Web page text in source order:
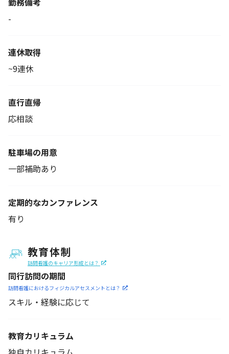
-
連休取得
~9連休
直行直帰
応相談
駐車場の用意
一部補助あり
定期的なカンファレンス
有り
教育体制
訪問看護のキャリア形成とは？
同行訪問の期間
訪問看護におけるフィジカルアセスメントとは？
スキル・経験に応じて
教育カリキュラム